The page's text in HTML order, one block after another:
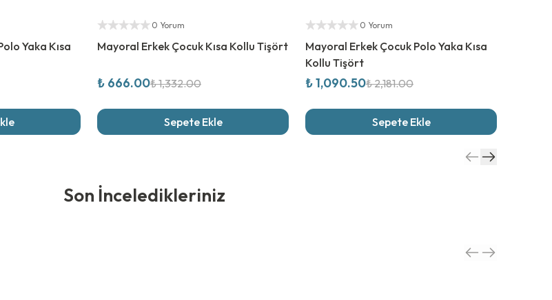
Yaka Kısa
Yetkili Satıcı
0 Yorum
Mayoral Erkek Çocuk Kısa Kollu Tişört
₺ 666.00₺ 1,332.00
Sepete Ekle
Yetkili Satıcı
0 Yorum
Mayoral Erkek Çocuk Polo Yaka Kısa
Kollu Tişört
₺ 1,090.50₺ 2,181.00
Sepete Ekle